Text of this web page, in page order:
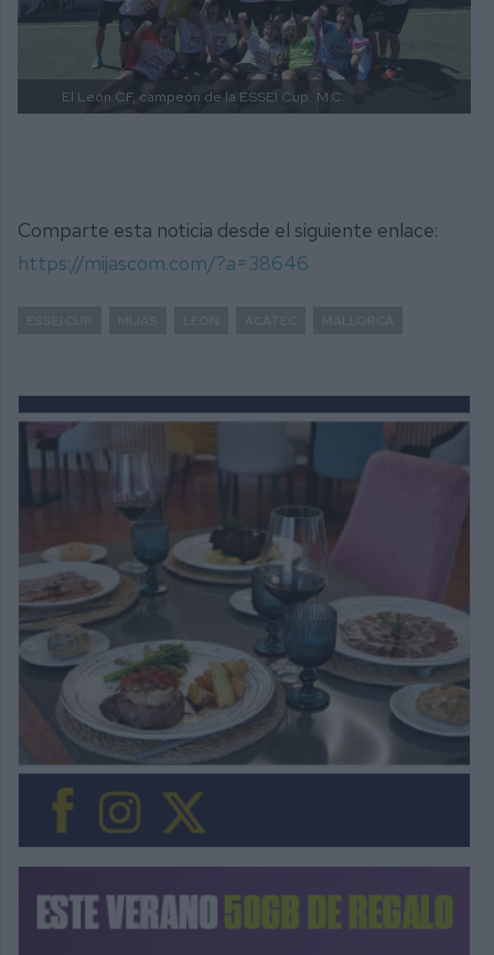
El León CF, campeón de la ESSEI Cup. M.C.
Comparte esta noticia desde el siguiente enlace:
https://mijascom.com/?a=38646